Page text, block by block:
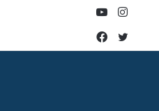
YouTube
Facebook